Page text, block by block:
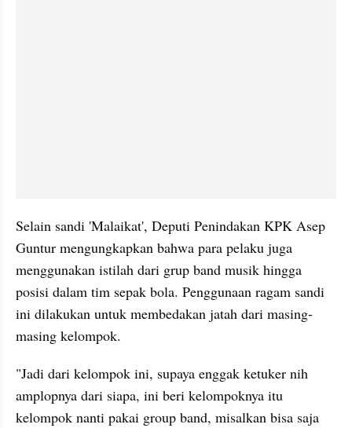
Selain sandi 'Malaikat', Deputi Penindakan KPK Asep
Guntur mengungkapkan bahwa para pelaku juga
menggunakan istilah dari grup band musik hingga
posisi dalam tim sepak bola. Penggunaan ragam sandi
ini dilakukan untuk membedakan jatah dari masing-
masing kelompok.
"Jadi dari kelompok ini, supaya enggak ketuker nih
amplopnya dari siapa, ini beri kelompoknya itu
kelompok nanti pakai group band, misalkan bisa saja